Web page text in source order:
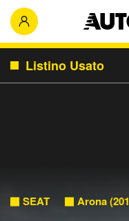
Listino Usato
SEAT Arona